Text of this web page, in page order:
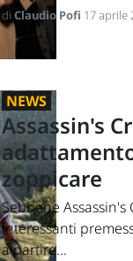
di Claudio Pofi 17 aprile
NEWS
Assassin's
zoppicare
Sebbene
interessanti
a partire...